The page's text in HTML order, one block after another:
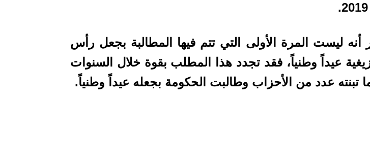
أنه ليست المرة الأولى التي تتم فيها المطالبة بجعل رأس
عيداً وطنياً، فقد تجدد هذا المطلب بقوة خلال السنوات
تبنته عدد من الأحزاب وطالبت الحكومة بجعله عيداً وطنياً.